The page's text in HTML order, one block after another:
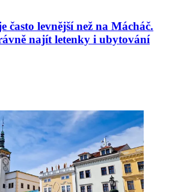
často levnější než na Mácháč.
najít letenky i ubytování